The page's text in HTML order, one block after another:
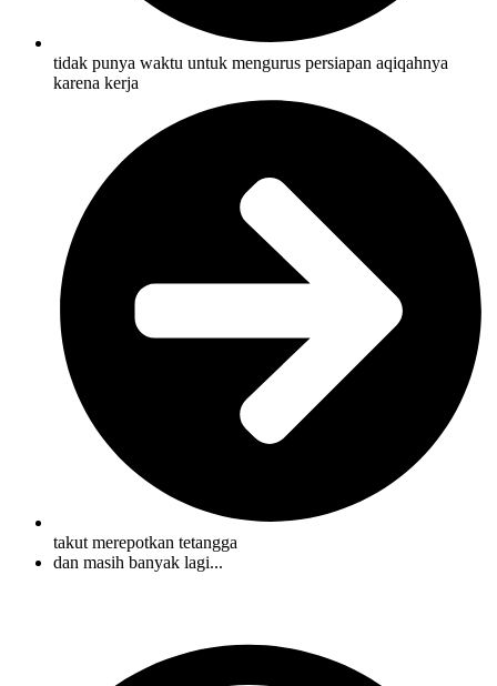
tidak punya waktu untuk mengurus persiapan aqiqahnya
karena kerja
takut merepotkan tetangga
dan masih banyak lagi...